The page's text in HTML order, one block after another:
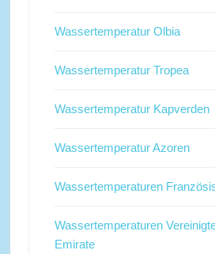
Wassertemperatur Olbia
Wassertemperatur Tropea
Wassertemperatur Kapverden
Wassertemperatur Azoren
Wassertemperaturen
Wassertemperaturen
Emirate